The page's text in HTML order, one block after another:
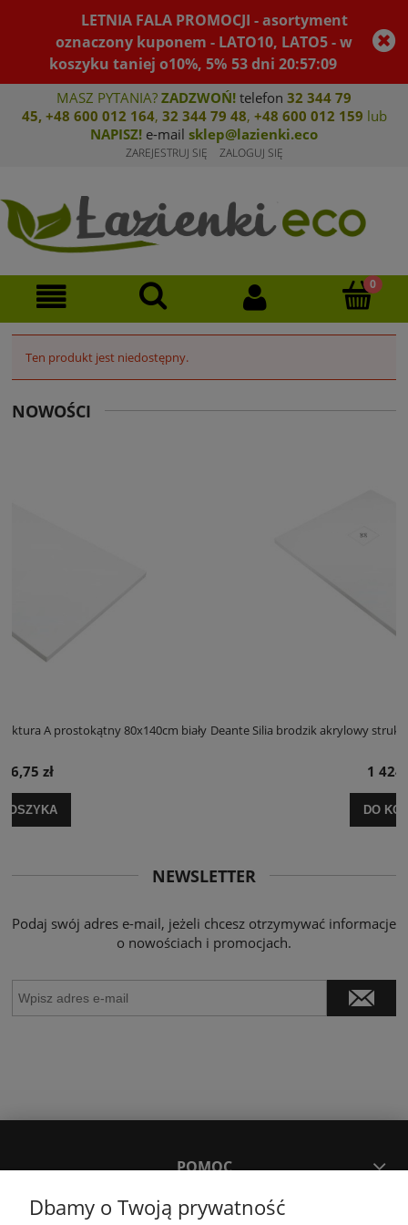
LETNIA FALA PROMOCJI - asortyment
oznaczony kuponem - LATO10, LATO5 - w
koszyku taniej o10%, 5% 53dni20:57:09
MASZ PYTANIA? ZADZWOŃ! telefon 32 344 79
45, +48 600 012 164, 32 344 79 48, +48 600 012 159 lub
NAPISZ! e-mail sklep@lazienki.eco
ZAREJESTRUJ SIĘ ZALOGUJ SIĘ
Ten produkt jest niedostępny.
NOWOŚCI
biały Deante Silia brodzik akrylowy struktura A prostokątny 100x120cm
NEWSLETTER
Podaj swój adres e-mail, jeżeli chcesz otrzymywać informacje
o nowościach i promocjach.
POMOC
Dbamy o Twoją prywatność